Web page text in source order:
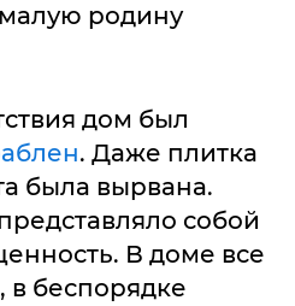
родину
дом был
. Даже плитка
была вырвана.
собой
В доме все
в беспорядке